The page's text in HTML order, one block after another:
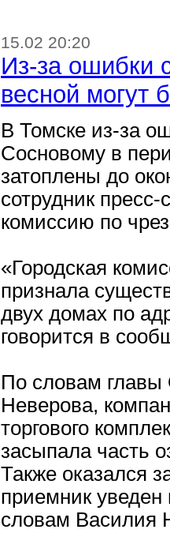
15.02 20:20
Из-за ошибки
весной могут
В Томске из-за
Сосновому в
затоплены до
сотрудник
комиссию по
«Городская
признала
двух домах по
говорится в
По словам главы
Неверова,
торгового
засыпала часть
Также оказался
приемник уведен
словам Василия